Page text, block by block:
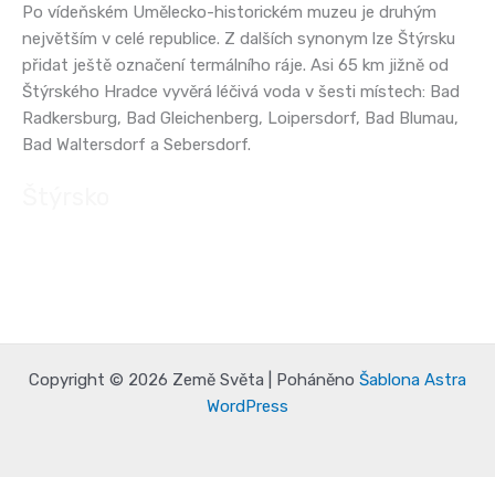
Po vídeňském Umělecko-historickém muzeu je druhým
největším v celé republice. Z dalších synonym lze Štýrsku
přidat ještě označení termálního ráje. Asi 65 km jižně od
Štýrského Hradce vyvěrá léčivá voda v šesti místech: Bad
Radkersburg, Bad Gleichenberg, Loipersdorf, Bad Blumau,
Bad Waltersdorf a Sebersdorf.
Copyright © 2026 Země Světa | Poháněno Šablona Astra
WordPress